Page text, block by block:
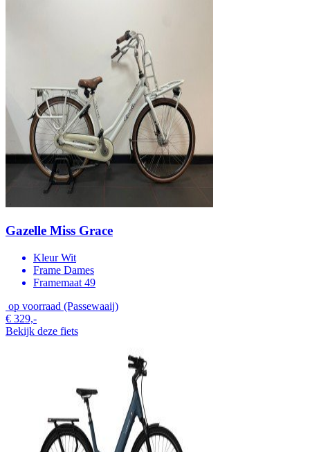
Gazelle Miss Grace
Kleur Wit
Frame Dames
Framemaat 49
op voorraad (Passewaaij)
€ 329,-
Bekijk deze fiets